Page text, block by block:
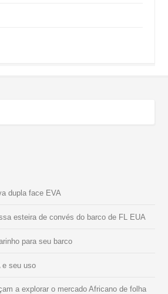
dupla face EVA
esteira de convés do barco de FL EUA
para seu barco
e seu uso
a explorar o mercado Africano de folha